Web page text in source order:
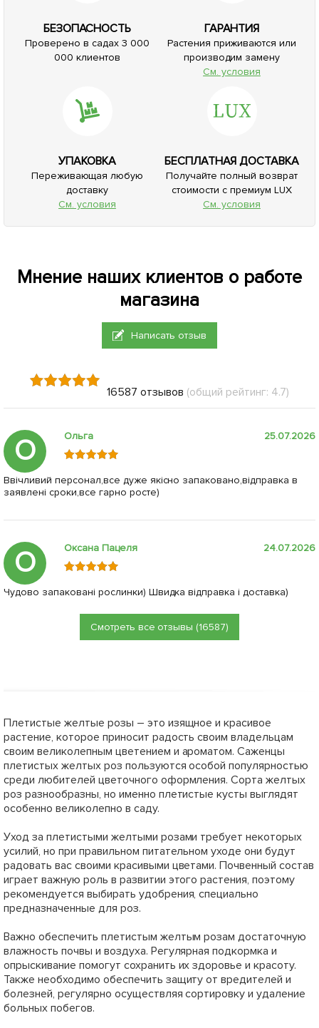
БЕЗОПАСНОСТЬ
Проверено в садах 3 000
000 клиентов
ГАРАНТИЯ
Растения приживаются или
производим замену
См. условия
УПАКОВКА
Переживающая любую
доставку
См. условия
БЕСПЛАТНАЯ ДОСТАВКА
Получайте полный возврат
стоимости с премиум LUX
См. условия
Мнение наших клиентов о работе
магазина
Написать отзыв
16587 отзывов (общий рейтинг: 4.7)
О Ольга 25.07.2026
Ввічливий персонал,все дуже якісно запаковано,відправка в
заявлені сроки,все гарно росте)
О Оксана Пацеля 24.07.2026
Чудово запаковані рослинки) Швидка відправка і доставка)
Смотреть все отзывы (16587)
Плетистые желтые розы – это изящное и красивое
растение, которое приносит радость своим владельцам
своим великолепным цветением и ароматом. Саженцы
плетистых желтых роз пользуются особой популярностью
среди любителей цветочного оформления. Сорта желтых
роз разнообразны, но именно плетистые кусты выглядят
особенно великолепно в саду.
Уход за плетистыми желтыми розами требует некоторых
усилий, но при правильном питательном уходе они будут
радовать вас своими красивыми цветами. Почвенный состав
играет важную роль в развитии этого растения, поэтому
рекомендуется выбирать удобрения, специально
предназначенные для роз.
Важно обеспечить плетистым желтым розам достаточную
влажность почвы и воздуха. Регулярная подкормка и
опрыскивание помогут сохранить их здоровье и красоту.
Также необходимо обеспечить защиту от вредителей и
болезней, регулярно осуществляя сортировку и удаление
больных побегов.